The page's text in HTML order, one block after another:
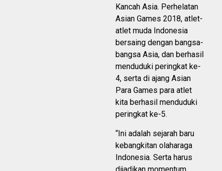
Kancah Asia. Perhelatan
Asian Games 2018, atlet-
atlet muda Indonesia
bersaing dengan bangsa-
bangsa Asia, dan berhasil
menduduki peringkat ke-
4, serta di ajang Asian
Para Games para atlet
kita berhasil menduduki
peringkat ke-5.
“Ini adalah sejarah baru
kebangkitan olaharaga
Indonesia. Serta harus